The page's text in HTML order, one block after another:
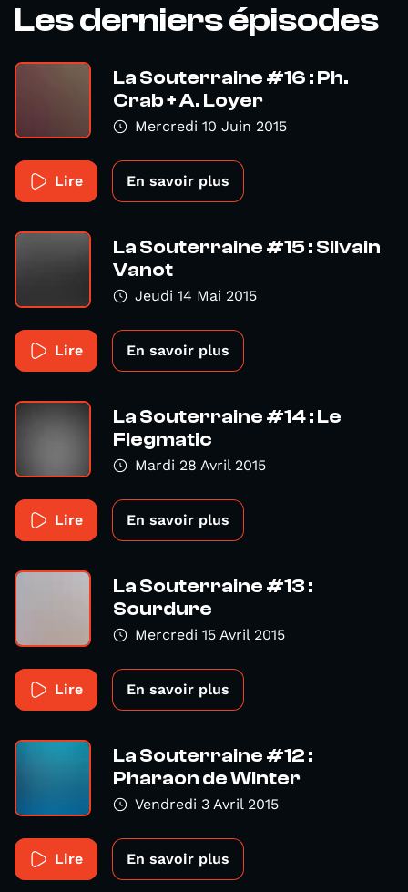
Les derniers épisodes
La Souterraine #16 : Ph.
Crab + A. Loyer
Mercredi 10 Juin 2015
Lire En savoir plus
La Souterraine #15 : Silvain
Vanot
Jeudi 14 Mai 2015
Lire En savoir plus
La Souterraine #14 : Le
Flegmatic
Mardi 28 Avril 2015
Lire En savoir plus
La Souterraine #13 :
Sourdure
Mercredi 15 Avril 2015
Lire En savoir plus
La Souterraine #12 :
Pharaon de Winter
Vendredi 3 Avril 2015
Lire En savoir plus